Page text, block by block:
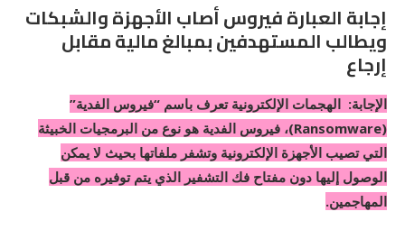
إجابة العبارة فيروس أصاب الأجهزة والشبكات
ويطالب المستهدفين بمبالغ مالية مقابل
إرجاع
الإجابة: الهجمات الإلكترونية تعرف باسم “فيروس الفدية”
(Ransomware)، فيروس الفدية هو نوع من البرمجيات الخبيثة
التي تصيب الأجهزة الإلكترونية وتشفر ملفاتها بحيث لا يمكن
الوصول إليها دون مفتاح فك التشفير الذي يتم توفيره من قبل
المهاجمين.